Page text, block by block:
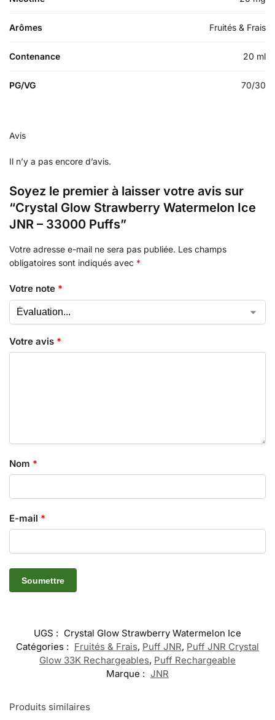
Arômes Fruités & Frais
Contenance 20 ml
PG/VG 70/30
Avis
Il n’y a pas encore d’avis.
Soyez le premier à laisser votre avis sur
“Crystal Glow Strawberry Watermelon Ice
JNR – 33000 Puffs”
Votre adresse e-mail ne sera pas publiée. Les champs
obligatoires sont indiqués avec *
Votre note *
Votre avis *
Nom *
E-mail *
UGS : Crystal Glow Strawberry Watermelon Ice
Catégories : Fruités & Frais, Puff JNR, Puff JNR Crystal
Glow 33K Rechargeables, Puff Rechargeable
Marque : JNR
Produits similaires